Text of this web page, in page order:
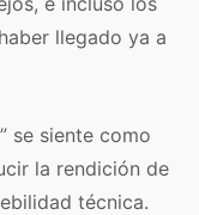
llegado ya a
se siente como
la rendición de
técnica.